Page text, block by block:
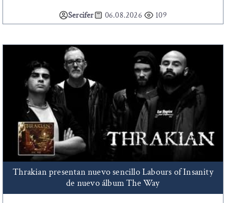
Sercifer 06.08.2026 109
Thrakian presentan nuevo sencillo Labours of Insanity
de nuevo álbum The Way